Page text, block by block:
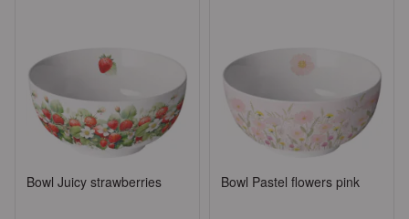
Bowl Juicy strawberries Bowl Pastel flowers pink